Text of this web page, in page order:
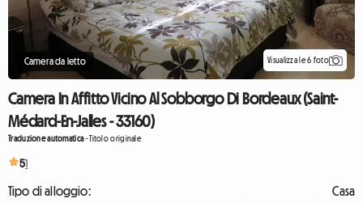
Camera da letto Visualizza le 6 foto
Camera In Affitto Vicino Al Sobborgo Di Bordeaux (Saint-
Médard-En-Jalles - 33160)
Traduzione automatica-Titolo originale
51
Tipo di alloggio:
Casa